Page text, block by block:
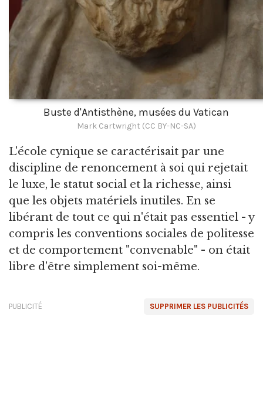
Buste d'Antisthène, musées du Vatican
Mark Cartwright (CC BY-NC-SA)
L'école cynique se caractérisait par une
discipline de renoncement à soi qui rejetait
le luxe, le statut social et la richesse, ainsi
que les objets matériels inutiles. En se
libérant de tout ce qui n'était pas essentiel - y
compris les conventions sociales de politesse
et de comportement "convenable" - on était
libre d'être simplement soi-même.
SUPPRIMER LES PUBLICITÉS
PUBLICITÉ